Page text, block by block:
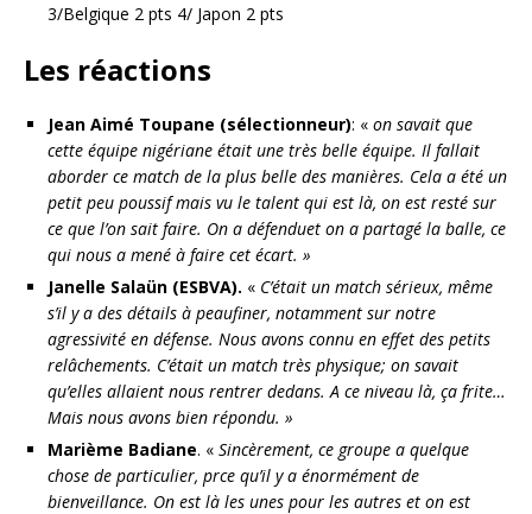
3/Belgique 2 pts 4/ Japon 2 pts
Les réactions
Jean Aimé Toupane (sélectionneur): « on savait que
cette équipe nigériane était une très belle équipe. Il fallait
aborder ce match de la plus belle des manières. Cela a été un
petit peu poussif mais vu le talent qui est là, on est resté sur
ce que l’on sait faire. On a défenduet on a partagé la balle, ce
qui nous a mené à faire cet écart. »
Janelle Salaün (ESBVA). « C’était un match sérieux, même
s’il y a des détails à peaufiner, notamment sur notre
agressivité en défense. Nous avons connu en effet des petits
relâchements. C’était un match très physique; on savait
qu’elles allaient nous rentrer dedans. A ce niveau là, ça frite…
Mais nous avons bien répondu. »
Marième Badiane. « Sincèrement, ce groupe a quelque
chose de particulier, prce qu’il y a énormément de
bienveillance. On est là les unes pour les autres et on est